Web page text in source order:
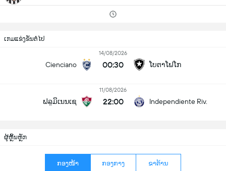
ເກມແຂ່ງຂັນຕໍ່ໄປ
Cienciano
14/08/2026
00:30 ໂບຕາໂຟໂກ
ຟລູມິເນນເຊ
11/08/2026
22:00 Independiente Riv.
ຜູ້ຫຼິ້ນຫຼັກ
ກອງໜ້າ ກອງກາງ ຂາຕ້ານ